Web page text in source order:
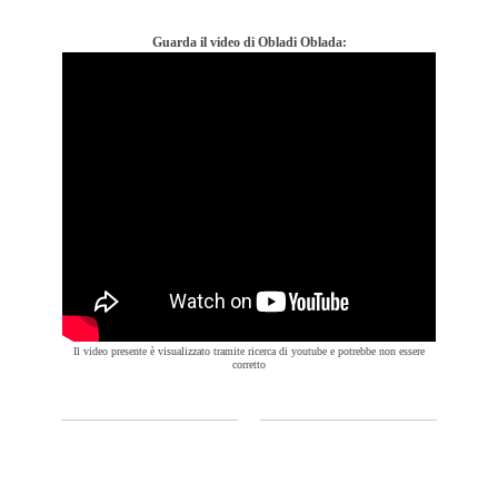
Guarda il video di Obladi Oblada:
Il video presente è visualizzato tramite ricerca di youtube e potrebbe non essere
corretto